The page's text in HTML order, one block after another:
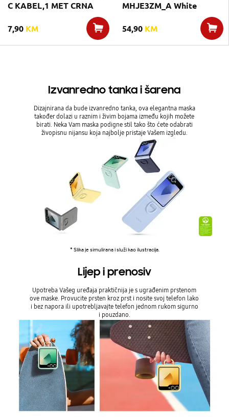
C KABEL,1 MET CRNA
7,90 KM
MHJE3ZM_A White
54,90 KM
Izvanredno tanka i šarena
Dizajnirana da bude izvanredno tanka, ova elegantna maska
također dolazi u raznim i živim bojama između kojih možete
birati. Neka Vam maska podigne stil tako što ćete odabrati
živopisnu nijansu koja najbolje pristaje Vašem izgledu.
* Slika je simulirana i služi kao ilustracija.
Lijep i prenosiv
Upotreba Vašeg uređaja praktičnija je s ugrađenim prstenom
ove maske. Provucite prsten kroz prst i nosite svoj telefon lako
i bez napora ili upotrebljavajte telefon jednom rukom sigurno
i pouzdano.